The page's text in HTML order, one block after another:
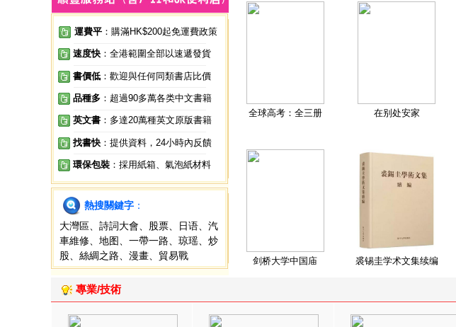
運費平 ：購滿HK$200起免運費政策
速度快 ：全港範圍全部以速遞發貨
書價低 ：歡迎與任何同類書店比價
品種多 ：超過90多萬各类中文書籍
英文書 ：多達20萬種英文原版書籍
找書快 ：提供資料，24小時內反饋
環保包裝 ：採用紙箱、氣泡紙材料
熱搜關鍵字 ：
大灣區
詩詞大會 股票 日语
汽
車維修
地图 一帶一路 琼瑶
炒
股
絲綢之路 漫畫 貿易戰
全球高考：全三册 在别处安家
剑桥大学中国庙 裘锡圭学术文集续编
專業/技術